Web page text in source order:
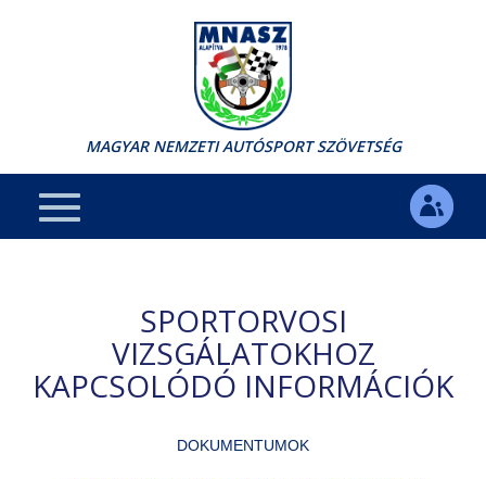
MAGYAR NEMZETI AUTÓSPORT SZÖVETSÉG
SPORTORVOSI
VIZSGÁLATOKHOZ
KAPCSOLÓDÓ INFORMÁCIÓK
DOKUMENTUMOK